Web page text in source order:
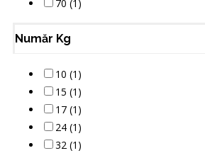
70 (1)
Număr Kg
10 (1)
15 (1)
17 (1)
24 (1)
32 (1)